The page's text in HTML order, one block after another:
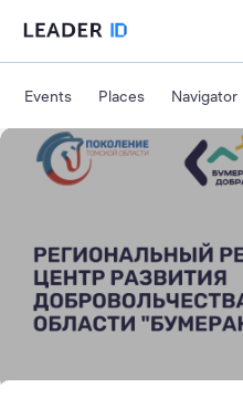
Events Places Navigator